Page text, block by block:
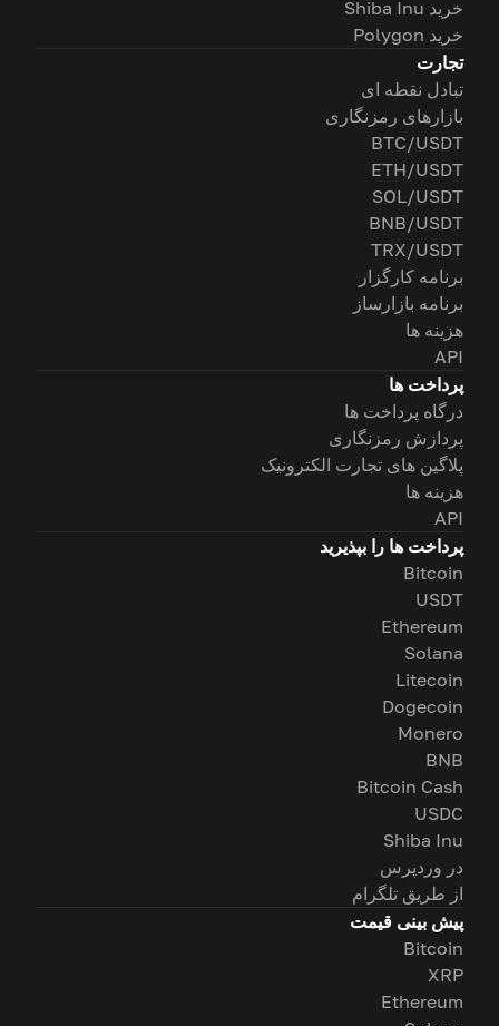
خرید Shiba Inu
خرید Polygon
تجارت
تبادل نقطه ای
بازارهای رمزنگاری
BTC/USDT
ETH/USDT
SOL/USDT
BNB/USDT
TRX/USDT
برنامه کارگزار
برنامه بازارساز
هزینه ها
API
پرداخت ها
درگاه پرداخت ها
پردازش رمزنگاری
پلاگین های تجارت الکترونیک
هزینه ها
API
پرداخت ها را بپذیرید
Bitcoin
USDT
Ethereum
Solana
Litecoin
Dogecoin
Monero
BNB
Bitcoin Cash
USDC
Shiba Inu
در وردپرس
از طریق تلگرام
پیش بینی قیمت
Bitcoin
XRP
Ethereum